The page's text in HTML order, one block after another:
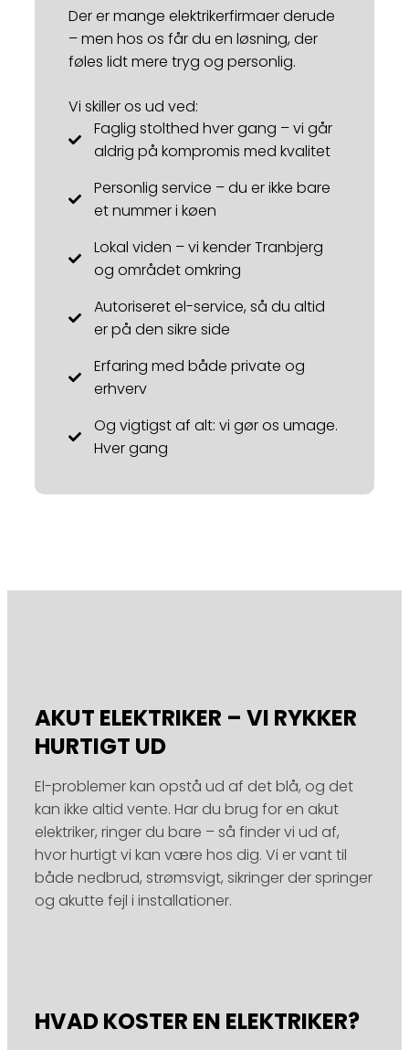
Der er mange elektrikerfirmaer derude
– men hos os får du en løsning, der
føles lidt mere tryg og personlig.
Vi skiller os ud ved:
Faglig stolthed hver gang – vi går
aldrig på kompromis med kvalitet
Personlig service – du er ikke bare
et nummer i køen
Lokal viden – vi kender Tranbjerg
og området omkring
Autoriseret el-service, så du altid
er på den sikre side
Erfaring med både private og
erhverv
Og vigtigst af alt: vi gør os umage.
Hver gang
AKUT ELEKTRIKER – VI RYKKER
HURTIGT UD
El-problemer kan opstå ud af det blå, og det
kan ikke altid vente. Har du brug for en akut
elektriker, ringer du bare – så finder vi ud af,
hvor hurtigt vi kan være hos dig. Vi er vant til
både nedbrud, strømsvigt, sikringer der springer
og akutte fejl i installationer.
HVAD KOSTER EN ELEKTRIKER?